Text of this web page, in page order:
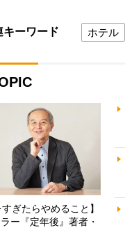
キーワード ホテル
すぎたらやめること】
ー『定年後』著者・